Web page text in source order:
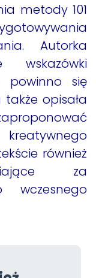
metody 101
Autorka
wskazówki
powinno się
opisała
również
za
wczesnego